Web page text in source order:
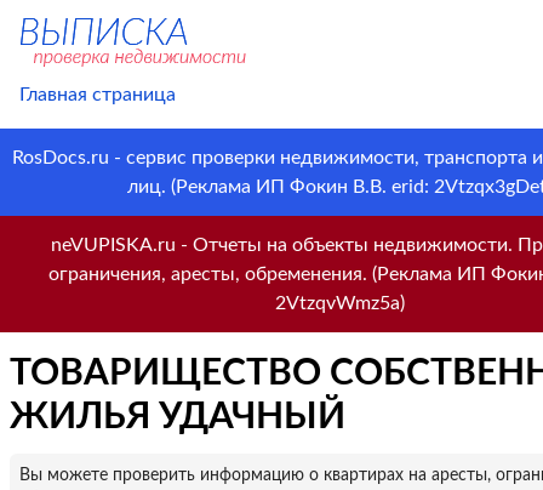
Главная страница
RosDocs.ru - сервис проверки недвижимости, транспорта
лиц. (Реклама ИП Фокин В.В. erid:
neVUPISKA.ru - Отчеты на объекты недвижимости.
ограничения, аресты, обременения. (Реклама ИП
2VtzqvWmz5a)
ТОВАРИЩЕСТВО
ЖИЛЬЯ УДАЧНЫЙ
Вы можете проверить информацию о квартирах на аресты,